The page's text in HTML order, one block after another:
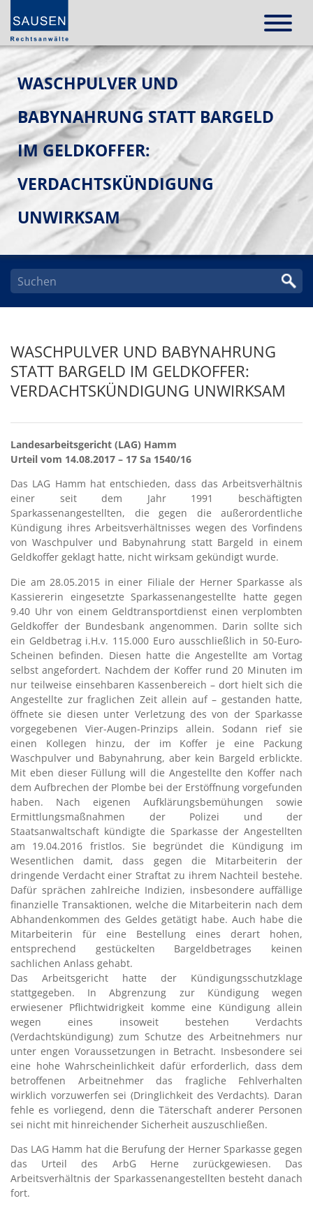
WASCHPULVER UND
BABYNAHRUNG STATT BARGELD
IM GELDKOFFER:
VERDACHTSKÜNDIGUNG
UNWIRKSAM
WASCHPULVER UND BABYNAHRUNG
STATT BARGELD IM GELDKOFFER:
VERDACHTSKÜNDIGUNG UNWIRKSAM
Landesarbeitsgericht (LAG) Hamm
Urteil vom 14.08.2017 – 17 Sa 1540/16
Das LAG Hamm hat entschieden, dass das Arbeitsverhältnis
einer seit dem Jahr 1991 beschäftigten
Sparkassenangestellten, die gegen die außerordentliche
Kündigung ihres Arbeitsverhältnisses wegen des Vorfindens
von Waschpulver und Babynahrung statt Bargeld in einem
Geldkoffer geklagt hatte, nicht wirksam gekündigt wurde.
Die am 28.05.2015 in einer Filiale der Herner Sparkasse als
Kassiererin eingesetzte Sparkassenangestellte hatte gegen
9.40 Uhr von einem Geldtransportdienst einen verplombten
Geldkoffer der Bundesbank angenommen. Darin sollte sich
ein Geldbetrag i.H.v. 115.000 Euro ausschließlich in 50-Euro-
Scheinen befinden. Diesen hatte die Angestellte am Vortag
selbst angefordert. Nachdem der Koffer rund 20 Minuten im
nur teilweise einsehbaren Kassenbereich – dort hielt sich die
Angestellte zur fraglichen Zeit allein auf – gestanden hatte,
öffnete sie diesen unter Verletzung des von der Sparkasse
vorgegebenen Vier-Augen-Prinzips allein. Sodann rief sie
einen Kollegen hinzu, der im Koffer je eine Packung
Waschpulver und Babynahrung, aber kein Bargeld erblickte.
Mit eben dieser Füllung will die Angestellte den Koffer nach
dem Aufbrechen der Plombe bei der Erstöffnung vorgefunden
haben. Nach eigenen Aufklärungsbemühungen sowie
Ermittlungsmaßnahmen der Polizei und der
Staatsanwaltschaft kündigte die Sparkasse der Angestellten
am 19.04.2016 fristlos. Sie begründet die Kündigung im
Wesentlichen damit, dass gegen die Mitarbeiterin der
dringende Verdacht einer Straftat zu ihrem Nachteil bestehe.
Dafür sprächen zahlreiche Indizien, insbesondere auffällige
finanzielle Transaktionen, welche die Mitarbeiterin nach dem
Abhandenkommen des Geldes getätigt habe. Auch habe die
Mitarbeiterin für eine Bestellung eines derart hohen,
entsprechend gestückelten Bargeldbetrages keinen
sachlichen Anlass gehabt.
Das Arbeitsgericht hatte der Kündigungsschutzklage
stattgegeben. In Abgrenzung zur Kündigung wegen
erwiesener Pflichtwidrigkeit komme eine Kündigung allein
wegen eines insoweit bestehen Verdachts
(Verdachtskündigung) zum Schutze des Arbeitnehmers nur
unter engen Voraussetzungen in Betracht. Insbesondere sei
eine hohe Wahrscheinlichkeit dafür erforderlich, dass dem
betroffenen Arbeitnehmer das fragliche Fehlverhalten
wirklich vorzuwerfen sei (Dringlichkeit des Verdachts). Daran
fehle es vorliegend, denn die Täterschaft anderer Personen
sei nicht mit hinreichender Sicherheit auszuschließen.
Das LAG Hamm hat die Berufung der Herner Sparkasse gegen
das Urteil des ArbG Herne zurückgewiesen. Das
Arbeitsverhältnis der Sparkassenangestellten besteht danach
fort.